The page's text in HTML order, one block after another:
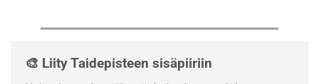
🎨 Liity Taidepisteen sisäpiiriin